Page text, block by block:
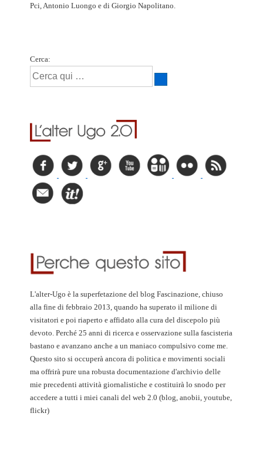
Pci, Antonio Luongo e di Giorgio Napolitano.
Cerca:
L'alter-Ugo è la superfetazione del blog Fascinazione, chiuso
alla fine di febbraio 2013, quando ha superato il milione di
visitatori e poi riaperto e affidato alla cura del discepolo più
devoto. Perché 25 anni di ricerca e osservazione sulla fascisteria
bastano e avanzano anche a un maniaco compulsivo come me.
Questo sito si occuperà ancora di politica e movimenti sociali
ma offrirà pure una robusta documentazione d'archivio delle
mie precedenti attività giornalistiche e costituirà lo snodo per
accedere a tutti i miei canali del web 2.0 (blog, anobii, youtube,
flickr)